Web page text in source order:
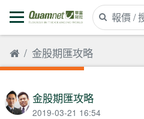
金股期匯攻略
金股期匯攻略
2019-03-21 16:54